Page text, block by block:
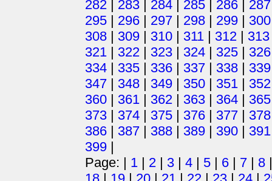
282 | 283 | 284 | 285 | 286 | 287
295 | 296 | 297 | 298 | 299 | 300
308 | 309 | 310 | 311 | 312 | 313
321 | 322 | 323 | 324 | 325 | 326
334 | 335 | 336 | 337 | 338 | 339
347 | 348 | 349 | 350 | 351 | 352
360 | 361 | 362 | 363 | 364 | 365
373 | 374 | 375 | 376 | 377 | 378
386 | 387 | 388 | 389 | 390 | 391
399 |
Page: | 1 | 2 | 3 | 4 | 5 | 6 | 7 | 8